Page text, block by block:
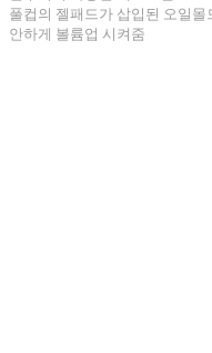
풀컵의 젤패드가 삽입된 오일
안하게 볼륨업 시켜줌